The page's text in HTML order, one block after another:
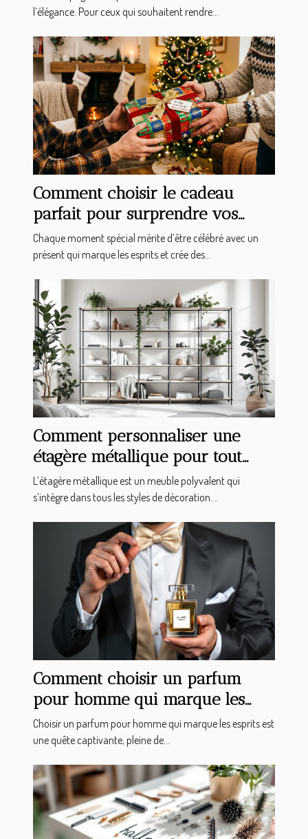
l’élégance. Pour ceux qui souhaitent rendre...
Comment choisir le cadeau
parfait pour surprendre vos
proches ?
Chaque moment spécial mérite d’être célébré avec un
présent qui marque les esprits et crée des...
Comment personnaliser une
étagère métallique pour tout
type d'intérieur ?
L’étagère métallique est un meuble polyvalent qui
s’intègre dans tous les styles de décoration....
Comment choisir un parfum
pour homme qui marque les
esprits ?
Choisir un parfum pour homme qui marque les esprits est
une quête captivante, pleine de...